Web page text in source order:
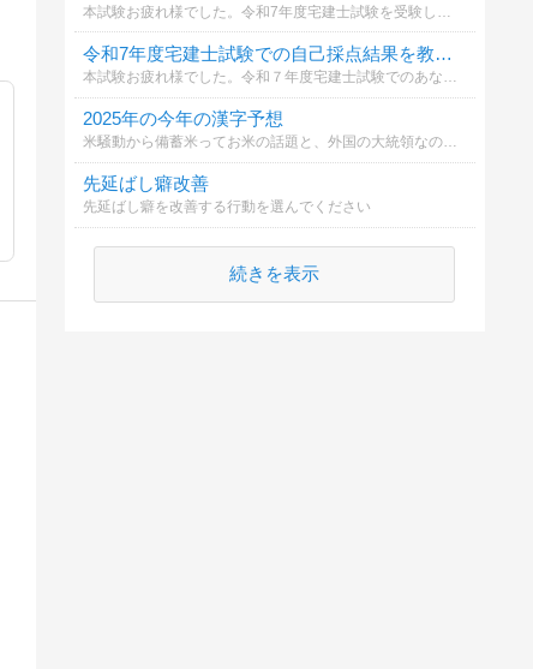
令和7年度宅建士試験での自己採点結果を教えて下さい
本試験お疲れ様でした。令和７年度宅建士試験でのあなたの自己採点結果を教えて下さい
2025年の今年の漢字予想
米騒動から備蓄米ってお米の話題と、外国の大統領なのに毎日アメリカのトランプ大統領を見て、米が最有力だと思うんですが、2025年今年の漢字の予想をしてみませんか？
先延ばし癖改善
先延ばし癖を改善する行動を選んでください
続きを表示